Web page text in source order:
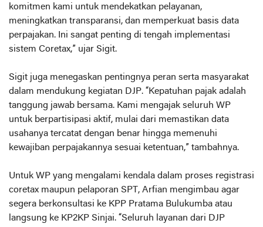
komitmen kami untuk mendekatkan pelayanan,
meningkatkan transparansi, dan memperkuat basis data
perpajakan. Ini sangat penting di tengah implementasi
sistem Coretax,” ujar Sigit.
Sigit juga menegaskan pentingnya peran serta masyarakat
dalam mendukung kegiatan DJP. “Kepatuhan pajak adalah
tanggung jawab bersama. Kami mengajak seluruh WP
untuk berpartisipasi aktif, mulai dari memastikan data
usahanya tercatat dengan benar hingga memenuhi
kewajiban perpajakannya sesuai ketentuan,” tambahnya.
Untuk WP yang mengalami kendala dalam proses registrasi
coretax maupun pelaporan SPT, Arfian mengimbau agar
segera berkonsultasi ke KPP Pratama Bulukumba atau
langsung ke KP2KP Sinjai. “Seluruh layanan dari DJP